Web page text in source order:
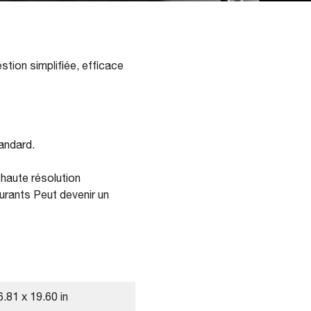
simplifiée, efficace
résolution
Peut devenir un
x 19.60 in